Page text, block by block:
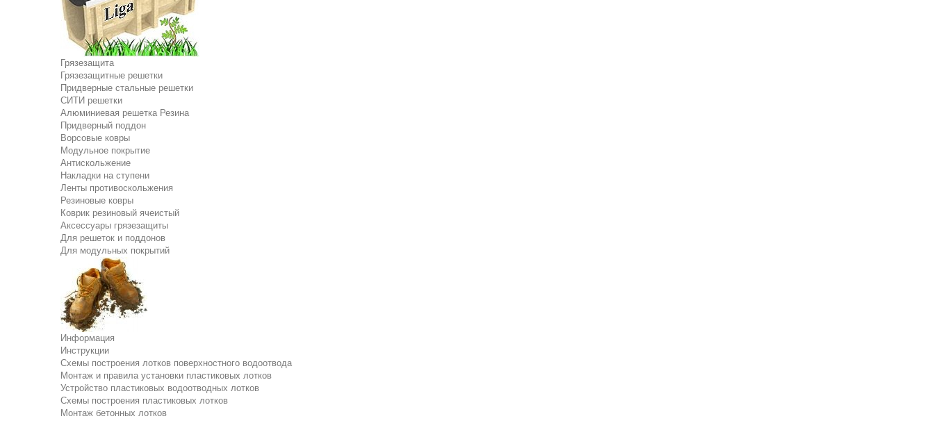
Грязезащита
Грязезащитные решетки
Придверные стальные решетки
СИТИ решетки
Алюминиевая решетка Резина
Придверный поддон
Ворсовые ковры
Модульное покрытие
Антискольжение
Накладки на ступени
Ленты противоскольжения
Резиновые ковры
Коврик резиновый ячеистый
Аксессуары грязезащиты
Для решеток и поддонов
Для модульных покрытий
Информация
Инструкции
Схемы построения лотков поверхностного водоотвода
Монтаж и правила установки пластиковых лотков
Устройство пластиковых водоотводных лотков
Схемы построения пластиковых лотков
Монтаж бетонных лотков